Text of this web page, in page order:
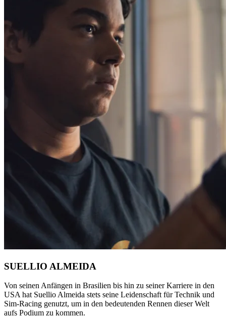
SUELLIO ALMEIDA
Von seinen Anfängen in Brasilien bis hin zu seiner Karriere in den
USA hat Suellio Almeida stets seine Leidenschaft für Technik und
Sim-Racing genutzt, um in den bedeutenden Rennen dieser Welt
aufs Podium zu kommen.